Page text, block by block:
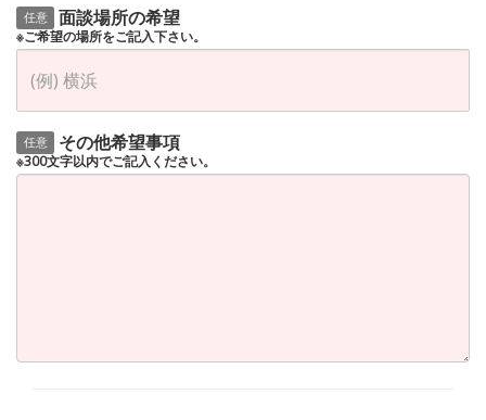
任意 面談場所の希望
※ご希望の場所をご記入下さい。
任意 その他希望事項
※300文字以内でご記入ください。